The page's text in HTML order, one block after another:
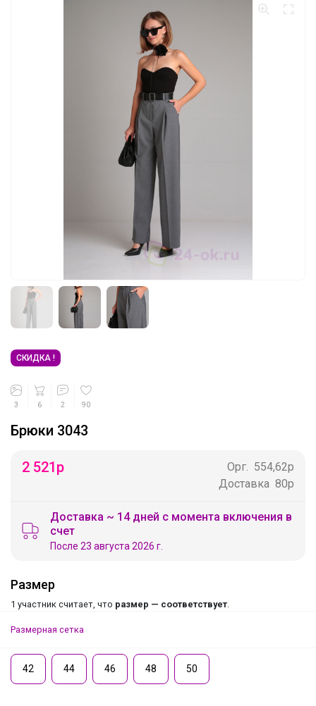
СКИДКА !
3 6 2 90
Брюки 3043
2 521р Орг.
554,62р
Доставка 80р
Доставка ~ 14 дней с момента включения в
счет
После 23 августа 2026 г.
Размер
1 участник считает, что размер — соответствует
Размерная сетка
42 44 46 48 50